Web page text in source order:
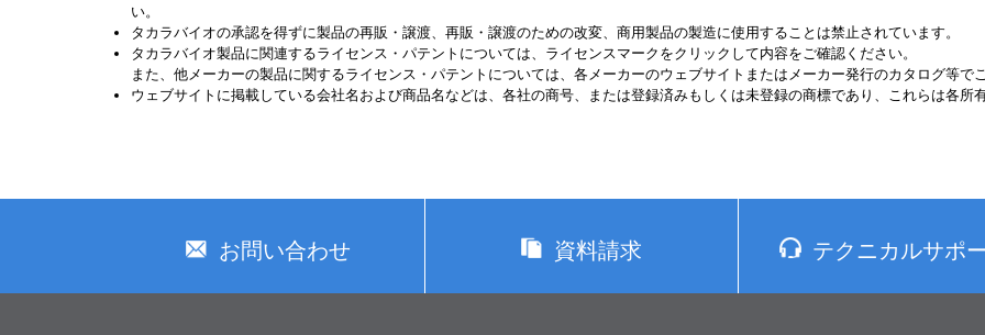
い。
タカラバイオの承認を得ずに製品の再販・譲渡、再販・譲渡のための改変、商用製品の製造に使用することは禁止されています。
タカラバイオ製品に関連するライセンス・パテントについては、ライセンスマークをクリックして内容をご確認ください。
また、他メーカーの製品に関するライセンス・パテントについては、各メーカーのウェブサイトまたはメーカー発行のカタログ等で
ウェブサイトに掲載している会社名および商品名などは、各社の商号、または登録済みもしくは未登録の商標であり、これらは各所
お問い合わせ 資料請求 テクニカルサポ